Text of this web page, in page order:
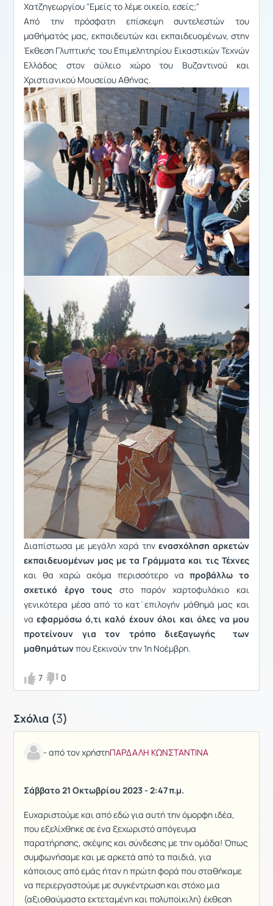
Χατζηγεωργίου "Εμείς το λέμε οικείο, εσείς;"
Από την πρόσφατη επίσκεψη συντελεστών του
μαθήματός μας, εκπαιδευτών και εκπαιδευομένων, στην
Έκθεση Γλυπτικής του Επιμελητηρίου Εικαστικών Τεχνών
Ελλάδος στον αύλειο χώρο του Βυζαντινού και
Χριστιανικού Μουσείου Αθήνας.
Διαπίστωσα με μεγάλη χαρά την ενασχόληση αρκετών
εκπαιδευομένων μας με τα Γράμματα και τις Τέχνες
και θα χαρώ ακόμα περισσότερο ναπροβάλλω το
σχετικό έργο τους στο παρόν χαρτοφυλάκιο και
γενικότερα μέσα από το κατ΄επιλογήν μάθημά μας και
ναεφαρμόσω ό,τι καλό έχουν όλοι και όλες να μου
προτείνουν για τον τρόπο διεξαγωγής των
μαθημάτωνπου ξεκινούν την 1η Νοέμβρη.
7 0
Σχόλια (3)
- από τον χρήστηΠΑΡΔΑΛΗ ΚΩΝΣΤΑΝΤΙΝΑ
Σάββατο 21 Οκτωβρίου 2023 - 2:47 π.μ.
Ευχαριστούμε και από εδώ για αυτή την όμορφη ιδέα,
που εξελίχθηκε σε ένα ξεχωριστό απόγευμα
παρατήρησης, σκέψης και σύνδεσης με την ομάδα! Όπως
συμφωνήσαμε και με αρκετά από τα παιδιά, για
κάποιους από εμάς ήταν η πρώτη φορά που σταθήκαμε
να περιεργαστούμε με συγκέντρωση και στόχο μια
(αξιοθαύμαστα εκτεταμένη και πολυποίκιλη) έκθεση